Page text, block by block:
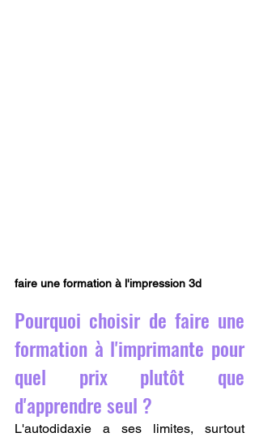
faire une formation à l'impression 3d
Pourquoi choisir de faire une
formation à l'imprimante pour
quel prix plutôt que
d'apprendre seul ?
L'autodidaxie a ses limites, surtout